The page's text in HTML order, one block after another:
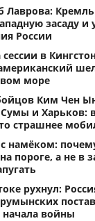
Лаврова:
засаду и
России
в
море
Ким Чен
Сумы и Харьков:
страшнее
намёком:
пороге, а не в
рухнул:
румынских
начала войны